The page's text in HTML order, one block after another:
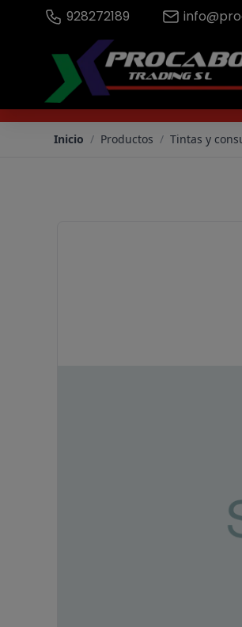
928272189
Cleaning SureColor SC-S80600L/
Inicio / Productos / Tintas y